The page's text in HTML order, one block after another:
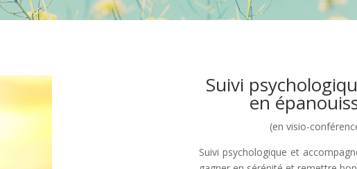
Suivi
en
(en visio-
Suivi psychologique et